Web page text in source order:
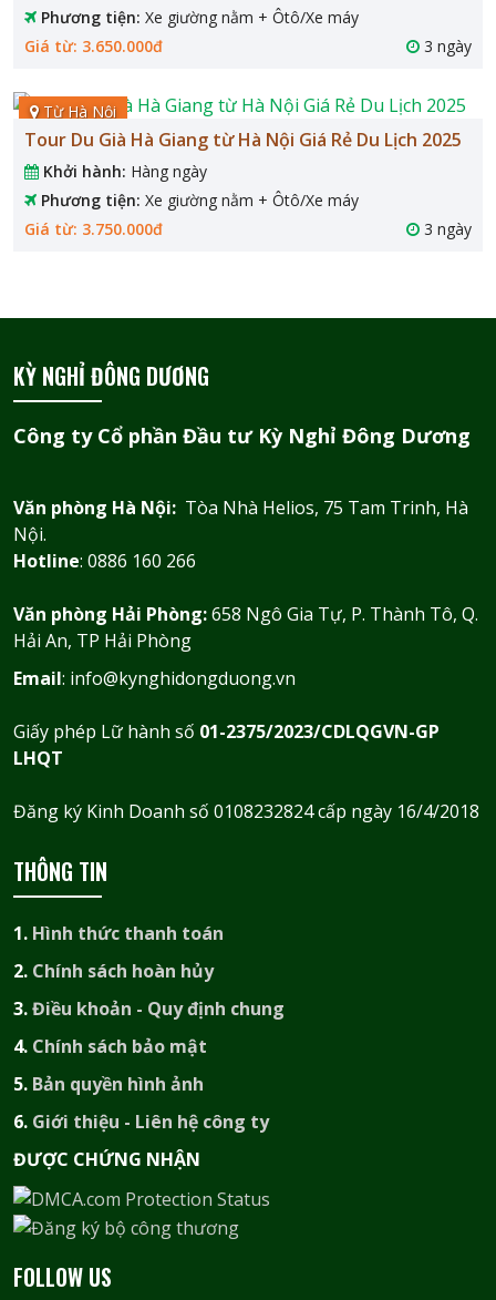
Phương tiện: Xe giường nằm + Ôtô/Xe máy
Giá từ: 3.650.000đ
3 ngày
Từ Hà Nội
Tour Du Già Hà Giang từ Hà Nội Giá Rẻ Du Lịch 2025
Khởi hành: Hàng ngày
Phương tiện: Xe giường nằm + Ôtô/Xe máy
Giá từ: 3.750.000đ
3 ngày
KỲ NGHỈ ĐÔNG DƯƠNG
Công ty Cổ phần Đầu tư Kỳ Nghỉ Đông Dương
Văn phòng Hà Nội: Tòa Nhà Helios, 75 Tam Trinh, Hà
Nội.
Hotline: 0886 160 266
Văn phòng Hải Phòng:658 Ngô Gia Tự, P. Thành Tô, Q.
Hải An, TP Hải Phòng
Email: info@kynghidongduong.vn
Giấy phép Lữ hành số 01-2375/2023/CDLQGVN-GP
LHQT
Đăng ký Kinh Doanh số 0108232824 cấp ngày 16/4/2018
THÔNG TIN
1. Hình thức thanh toán
2. Chính sách hoàn hủy
3.Điều khoản - Quy định chung
4. Chính sách bảo mật
5. Bản quyền hình ảnh
6. Giới thiệu - Liên hệ công ty
ĐƯỢC CHỨNG NHẬN​
FOLLOW US